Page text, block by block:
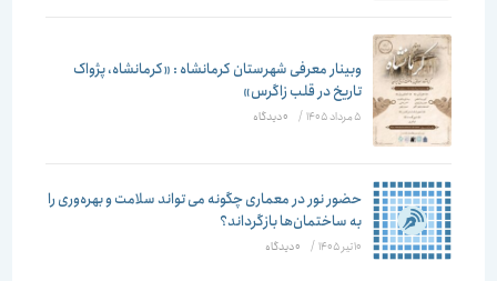
وبینار معرفی شهرستان کرمانشاه : «کرمانشاه، پژواک
تاریخ در قلب زاگرس»
5 مرداد 1405 / ۰ دیدگاه
حضور نور در معماری چگونه می تواند سلامت و بهره‌وری را
به ساختمان‌ها بازگرداند؟
10 تیر 1405 / ۰ دیدگاه